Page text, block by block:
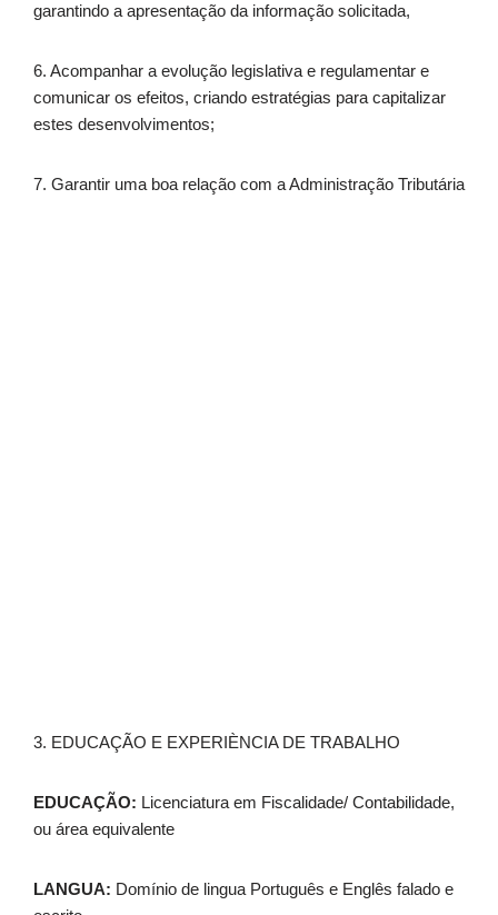
garantindo a apresentação da informação solicitada,
6. Acompanhar a evolução legislativa e regulamentar e
comunicar os efeitos, criando estratégias para capitalizar
estes desenvolvimentos;
7. Garantir uma boa relação com a Administração Tributária
3. EDUCAÇÃO E EXPERIÈNCIA DE TRABALHO
EDUCAÇÃO: Licenciatura em Fiscalidade/ Contabilidade,
ou área equivalente
LANGUA: Domínio de lingua Português e Englês falado e